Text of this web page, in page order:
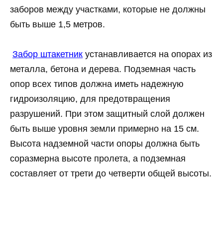
заборов между участками, которые не должны
быть выше 1,5 метров.
Забор штакетник устанавливается на опорах из
металла, бетона и дерева. Подземная часть
опор всех типов должна иметь надежную
гидроизоляцию, для предотвращения
разрушений. При этом защитный слой должен
быть выше уровня земли примерно на 15 см.
Высота надземной части опоры должна быть
соразмерна высоте пролета, а подземная
составляет от трети до четверти общей высоты.